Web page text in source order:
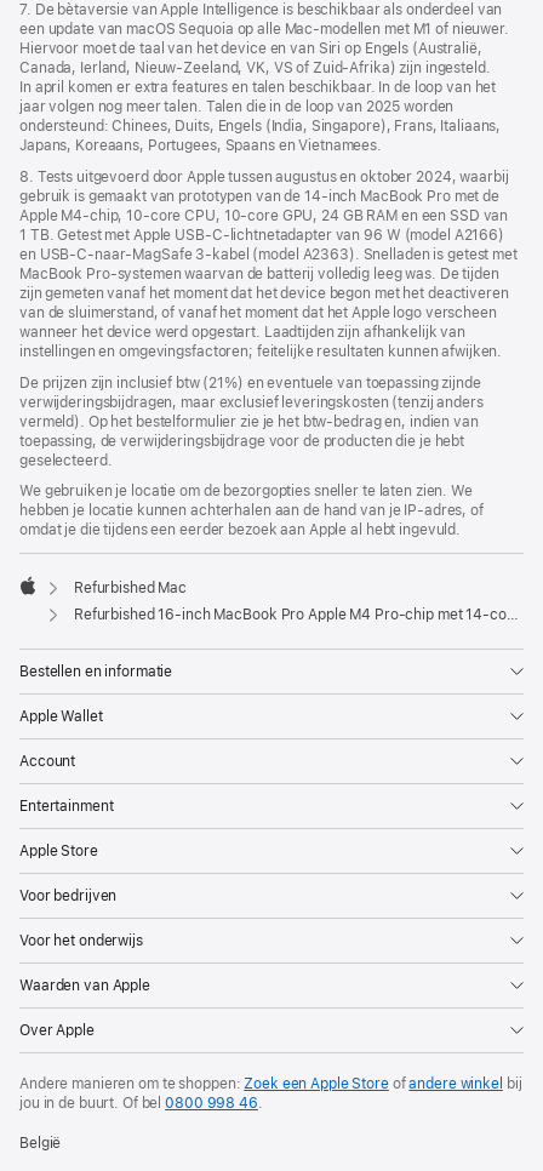
7. De bètaversie van Apple Intelligence is beschikbaar als onderdeel van
een update van macOS Sequoia op alle Mac-modellen met M1 of nieuwer.
Hiervoor moet de taal van het device en van Siri op Engels (Australië,
Canada, Ierland, Nieuw-Zeeland, VK, VS of Zuid-Afrika) zijn ingesteld.
In april komen er extra features en talen beschikbaar. In de loop van het
jaar volgen nog meer talen. Talen die in de loop van 2025 worden
ondersteund: Chinees, Duits, Engels (India, Singapore), Frans, Italiaans,
Japans, Koreaans, Portugees, Spaans en Vietnamees.
8. Tests uitgevoerd door Apple tussen augustus en oktober 2024, waarbij
gebruik is gemaakt van prototypen van de 14‑inch MacBook Pro met de
Apple M4-chip, 10‑core CPU, 10‑core GPU, 24 GB RAM en een SSD van
1 TB. Getest met Apple USB‑C-lichtnetadapter van 96 W (model A2166)
en USB‑C-naar-MagSafe 3-kabel (model A2363). Snelladen is getest met
MacBook Pro-systemen waarvan de batterij volledig leeg was. De tijden
zijn gemeten vanaf het moment dat het device begon met het deactiveren
van de sluimerstand, of vanaf het moment dat het Apple logo verscheen
wanneer het device werd opgestart. Laadtijden zijn afhankelijk van
instellingen en omgevings­­factoren; feitelijke resultaten kunnen afwijken.
De prijzen zijn inclusief btw (21%) en eventuele van toepassing zijnde
verwijderingsbijdragen, maar exclusief leveringskosten (tenzij anders
vermeld). Op het bestelformulier zie je het btw-bedrag en, indien van
toepassing, de verwijderingsbijdrage voor de producten die je hebt
geselecteerd.
We gebruiken je locatie om de bezorgopties sneller te laten zien. We
hebben je locatie kunnen achterhalen aan de hand van je IP-adres, of
omdat je die tijdens een eerder bezoek aan Apple al hebt ingevuld.
Apple
Refurbished Mac
Refurbished 16‑inch MacBook Pro Apple M4 Pro-chip met 14‑core CPU en 20‑core GPU - Spacezwart
Bestellen en informatie
Apple Wallet
Account
Entertainment
Apple Store
Voor bedrijven
Voor het onderwijs
Waarden van Apple
Over Apple
Andere manieren om te shoppen:Zoek een Apple Storeofandere winkel bij
jou in de buurt. Of bel0800 998 46.
België